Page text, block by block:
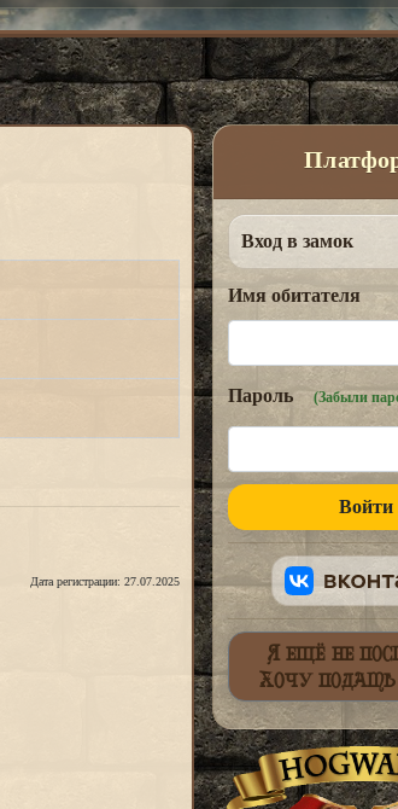
Дата регистрации: 27.07.2025
Вход в замок
Имя обитателя
Пароль (Забыли
Я ещё не
Хочу подать